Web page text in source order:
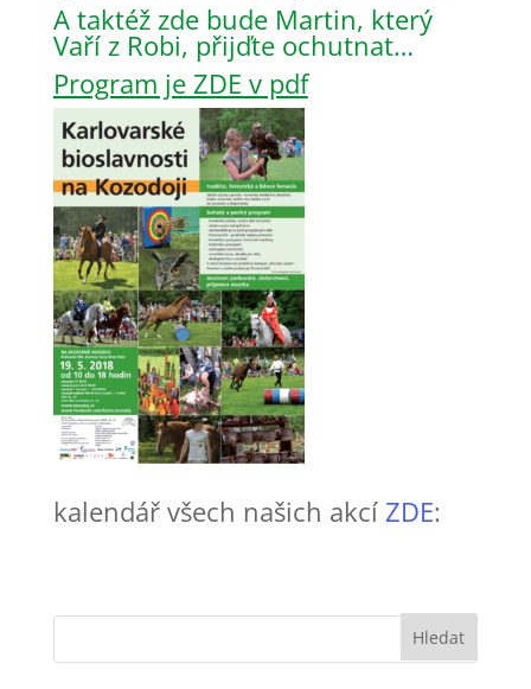
A taktéž zde bude Martin, který
Vaří z Robi, přijďte ochutnat…
Program je ZDE v pdf
kalendář všech našich akcí ZDE: